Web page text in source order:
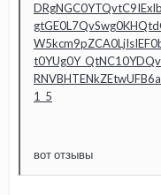
1_5
вот отзывы